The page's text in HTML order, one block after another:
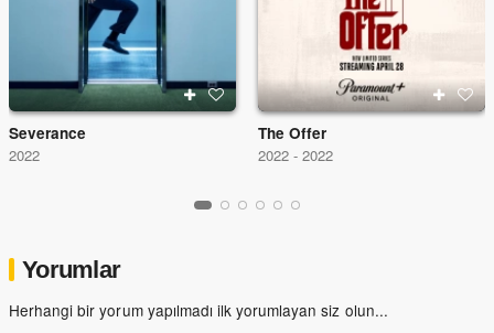
Severance
2022
The Offer
2022 - 2022
Yorumlar
Herhangi bir yorum yapılmadı ilk yorumlayan siz olun...